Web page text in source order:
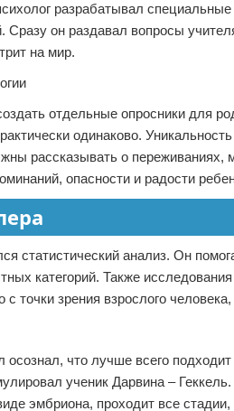
разрабатывал
Сразу он раздавал вопросы
на мир.
отдельные опросники для
одинаково.
рассказывать о
опасности и радости
статистический анализ. Он
категорий. Также
точки зрения взрослого
что лучше всего
ученик Дарвина –
эмбриона, проходит все